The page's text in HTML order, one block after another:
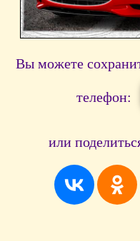
Вы можете
телефон:
или